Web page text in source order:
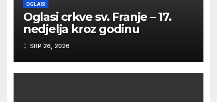
OGLASI
Oglasi crkve sv. Franje – 17.
nedjelja kroz godinu
SRP 26, 2026